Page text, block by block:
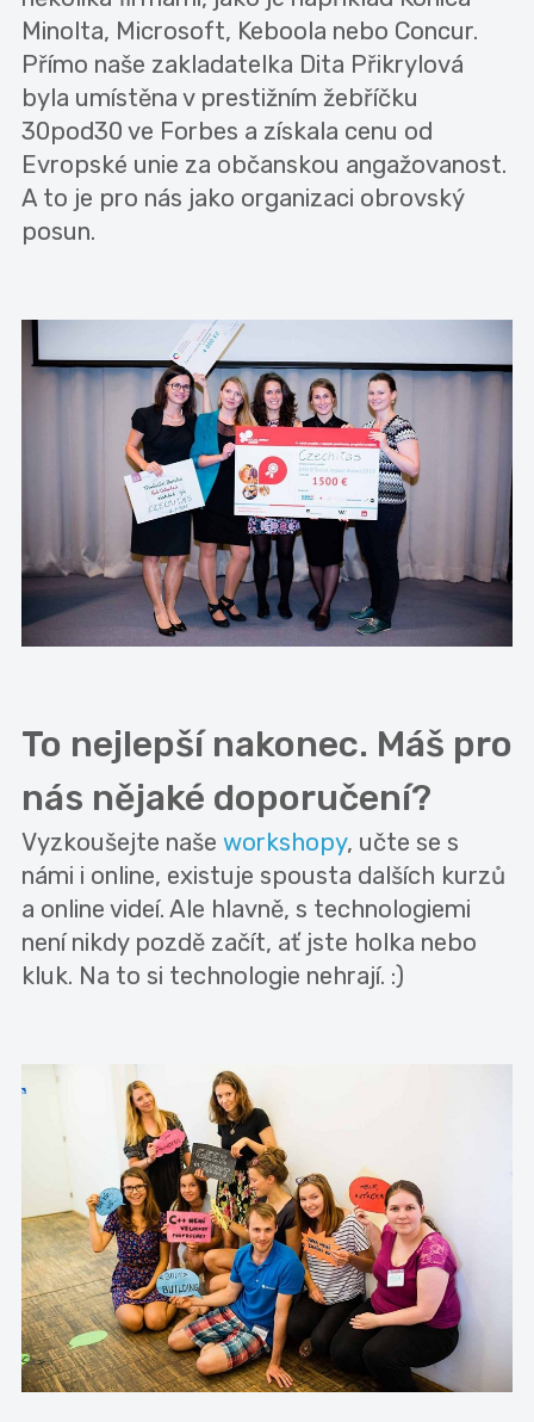
Minolta, Microsoft, Keboola nebo Concur.
Přímo naše zakladatelka Dita Přikrylová
byla umístěna v prestižním žebříčku
30pod30 ve Forbes a získala cenu od
Evropské unie za občanskou angažovanost.
A to je pro nás jako organizaci obrovský
posun.
To nejlepší nakonec. Máš pro
nás nějaké doporučení?
Vyzkoušejte naše workshopy, učte se s
námi i online, existuje spousta dalších kurzů
a online videí. Ale hlavně, s technologiemi
není nikdy pozdě začít, ať jste holka nebo
kluk. Na to si technologie nehrají. :)